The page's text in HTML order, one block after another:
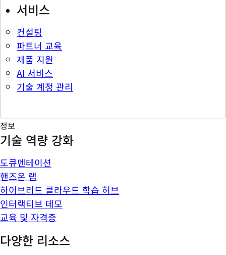
서비스
컨설팅
파트너 교육
제품 지원
AI 서비스
기술 계정 관리
정보
기술 역량 강화
도큐멘테이션
핸즈온 랩
하이브리드 클라우드 학습 허브
인터랙티브 데모
교육 및 자격증
다양한 리소스